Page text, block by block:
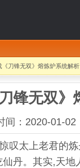
《刀锋无双》熔炼炉系统解析
锋无双》
间：2020-01-02
叹太上老君的
丹。其实,天